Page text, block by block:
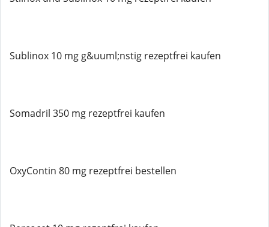
Sublinox 10 mg g&uuml;nstig rezeptfrei kaufen
Somadril 350 mg rezeptfrei kaufen
OxyContin 80 mg rezeptfrei bestellen